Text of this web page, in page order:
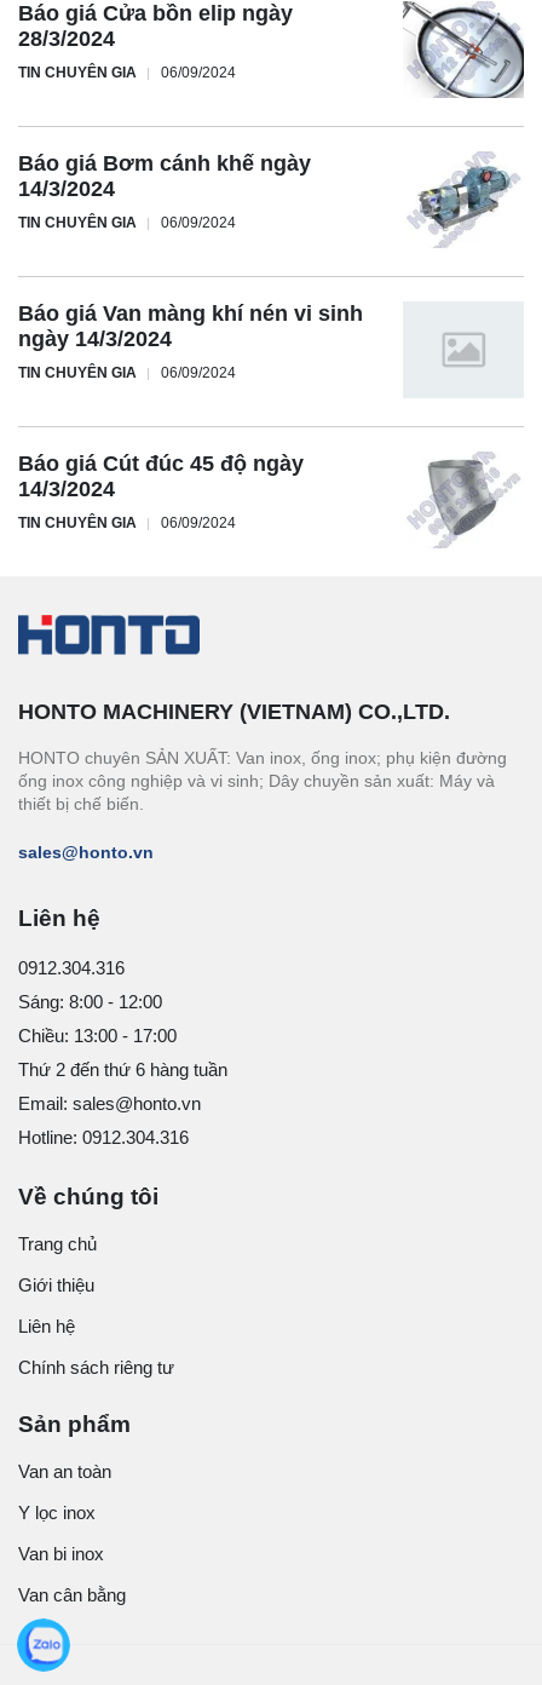
Báo giá Cửa bồn elip ngày
28/3/2024
TIN CHUYÊN GIA 06/09/2024
Báo giá Bơm cánh khế ngày
14/3/2024
TIN CHUYÊN GIA 06/09/2024
Báo giá Van màng khí nén vi sinh
ngày 14/3/2024
TIN CHUYÊN GIA 06/09/2024
Báo giá Cút đúc 45 độ ngày
14/3/2024
TIN CHUYÊN GIA 06/09/2024
HONTO MACHINERY (VIETNAM) CO.,LTD.
HONTO chuyên SẢN XUẤT: Van inox, ống inox; phụ kiện đường
ống inox công nghiệp và vi sinh; Dây chuyền sản xuất: Máy và
thiết bị chế biến.
sales@honto.vn
Liên hệ
0912.304.316
Sáng: 8:00 - 12:00
Chiều: 13:00 - 17:00
Thứ 2 đến thứ 6 hàng tuần
Email: sales@honto.vn
Hotline: 0912.304.316
Về chúng tôi
Trang chủ
Giới thiệu
Liên hệ
Chính sách riêng tư
Sản phẩm
Van an toàn
Y lọc inox
Van bi inox
Van cân bằng